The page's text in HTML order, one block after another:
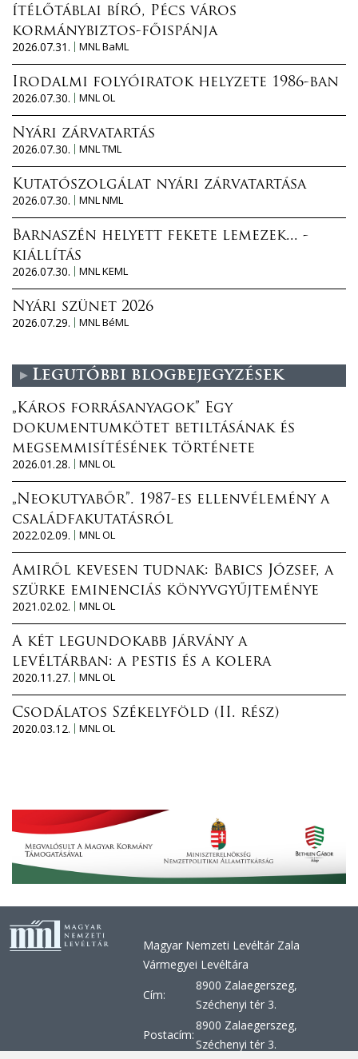
ítélőtáblai bíró, Pécs város
kormánybiztos-főispánja
2026.07.31.
MNL BaML
Irodalmi folyóiratok helyzete 1986-ban
2026.07.30.
MNL OL
Nyári zárvatartás
2026.07.30.
MNL TML
Kutatószolgálat nyári zárvatartása
2026.07.30.
MNL NML
Barnaszén helyett fekete lemezek... -
kiállítás
2026.07.30.
MNL KEML
Nyári szünet 2026
2026.07.29.
MNL BéML
Legutóbbi blogbejegyzések
„Káros forrásanyagok” Egy
dokumentumkötet betiltásának és
megsemmisítésének története
2026.01.28.
MNL OL
„Neokutyabőr”. 1987-es ellenvélemény a
családfakutatásról
2022.02.09.
MNL OL
Amiről kevesen tudnak: Babics József, a
szürke eminenciás könyvgyűjteménye
2021.02.02.
MNL OL
A két legundokabb járvány a
levéltárban: a pestis és a kolera
2020.11.27.
MNL OL
Csodálatos Székelyföld (II. rész)
2020.03.12.
MNL OL
Magyar Nemzeti Levéltár Zala
Vármegyei Levéltára
Cím:
8900 Zalaegerszeg,
Széchenyi tér 3.
Postacím:
8900 Zalaegerszeg,
Széchenyi tér 3.